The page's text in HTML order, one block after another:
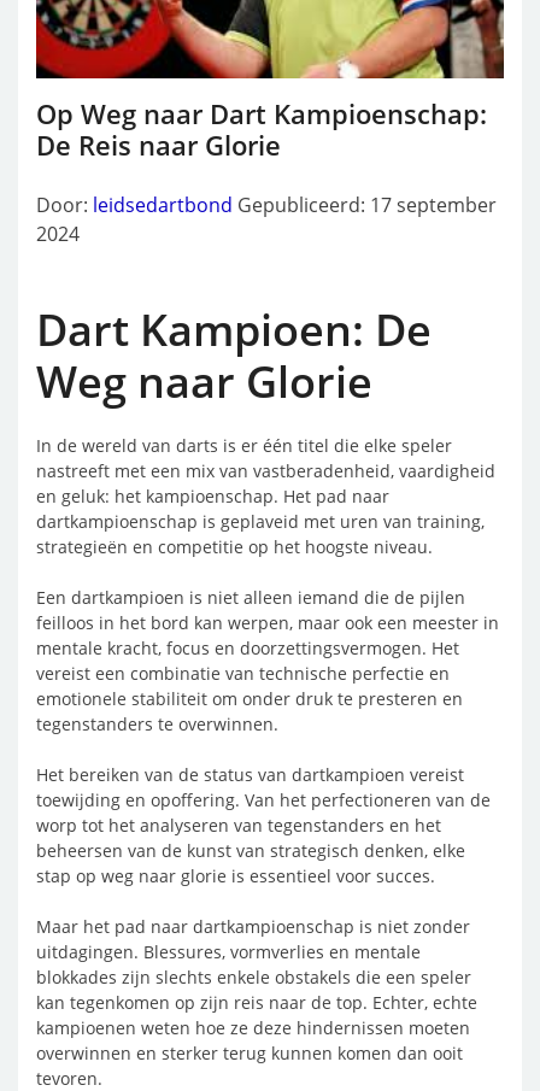
Op Weg naar Dart Kampioenschap:
De Reis naar Glorie
Door: leidsedartbond Gepubliceerd: 17 september
2024
Dart Kampioen: De
Weg naar Glorie
In de wereld van darts is er één titel die elke speler
nastreeft met een mix van vastberadenheid, vaardigheid
en geluk: het kampioenschap. Het pad naar
dartkampioenschap is geplaveid met uren van training,
strategieën en competitie op het hoogste niveau.
Een dartkampioen is niet alleen iemand die de pijlen
feilloos in het bord kan werpen, maar ook een meester in
mentale kracht, focus en doorzettingsvermogen. Het
vereist een combinatie van technische perfectie en
emotionele stabiliteit om onder druk te presteren en
tegenstanders te overwinnen.
Het bereiken van de status van dartkampioen vereist
toewijding en opoffering. Van het perfectioneren van de
worp tot het analyseren van tegenstanders en het
beheersen van de kunst van strategisch denken, elke
stap op weg naar glorie is essentieel voor succes.
Maar het pad naar dartkampioenschap is niet zonder
uitdagingen. Blessures, vormverlies en mentale
blokkades zijn slechts enkele obstakels die een speler
kan tegenkomen op zijn reis naar de top. Echter, echte
kampioenen weten hoe ze deze hindernissen moeten
overwinnen en sterker terug kunnen komen dan ooit
tevoren.